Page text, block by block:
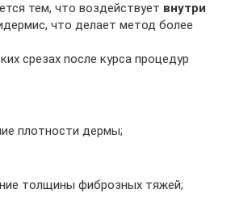
тем, что воздействует внутри
что делает метод более
срезах после курса процедур
плотности дермы;
толщины фиброзных тяжей;